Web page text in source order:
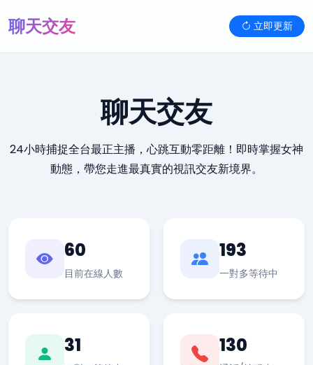
聊天交友 立即更新
聊天交友
24小時捕捉全台最正主播，心跳互動零距離！即時掌握女神
動態，帶您走進最真實的視訊交友新境界。
60
目前在線人數
193
一對多等待中
31 130